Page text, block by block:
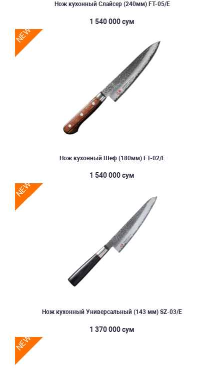
Нож кухонный Слайcер (240мм) FT-05/E
1 540 000 сум
NEW
Нож кухонный Шеф (180мм) FT-02/E
1 540 000 сум
NEW
Нож кухонный Универсальный (143 мм) SZ-03/E
1 370 000 сум
NEW